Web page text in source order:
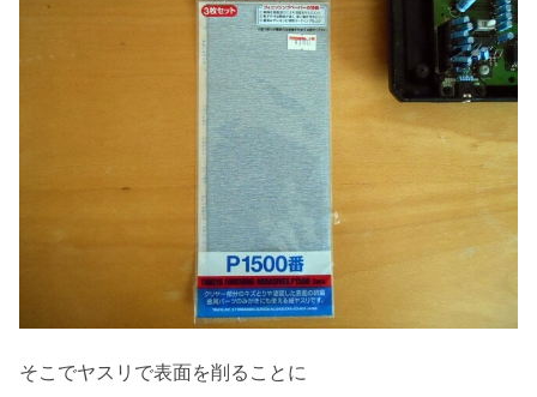
そこでヤスリで表面を削ることに